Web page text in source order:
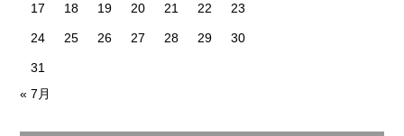
17 18 19 20 21 22 23
24 25 26 27 28 29 30
31
« 7月